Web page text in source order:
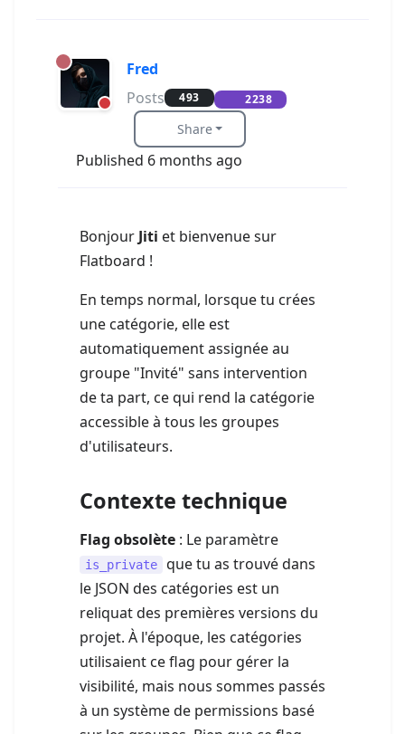
Fred
Posts
493 2238
Share
Published 6 months ago
Bonjour Jiti et bienvenue sur
Flatboard !
En temps normal, lorsque tu crées
une catégorie, elle est
automatiquement assignée au
groupe "Invité" sans intervention
de ta part, ce qui rend la catégorie
accessible à tous les groupes
d'utilisateurs.
Contexte technique
Flag obsolète : Le paramètre
is_private
que tu as trouvé dans
le JSON des catégories est un
reliquat des premières versions du
projet. À l'époque, les catégories
utilisaient ce flag pour gérer la
visibilité, mais nous sommes passés
à un système de permissions basé